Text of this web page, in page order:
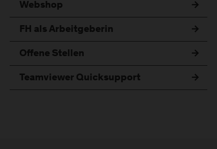
Webshop
FH als Arbeitgeberin
Offene Stellen
Teamviewer Quicksupport